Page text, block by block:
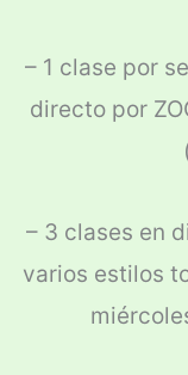
– 1 clase por
directo por
– 3 clases en
varios estilos